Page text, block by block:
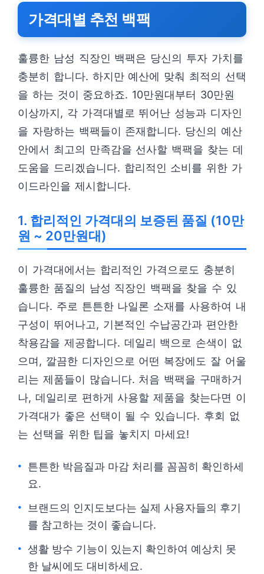
가격대별 추천 백팩
훌륭한 남성 직장인 백팩은 당신의 투자 가치를
충분히 합니다. 하지만 예산에 맞춰 최적의 선택
을 하는 것이 중요하죠. 10만원대부터 30만원
이상까지, 각 가격대별로 뛰어난 성능과 디자인
을 자랑하는 백팩들이 존재합니다. 당신의 예산
안에서 최고의 만족감을 선사할 백팩을 찾는 데
도움을 드리겠습니다. 합리적인 소비를 위한 가
이드라인을 제시합니다.
1. 합리적인 가격대의 보증된 품질 (10만
원 ~ 20만원대)
이 가격대에서는 합리적인 가격으로도 충분히
훌륭한 품질의 남성 직장인 백팩을 찾을 수 있
습니다. 주로 튼튼한 나일론 소재를 사용하여 내
구성이 뛰어나고, 기본적인 수납공간과 편안한
착용감을 제공합니다. 데일리 백으로 손색이 없
으며, 깔끔한 디자인으로 어떤 복장에도 잘 어울
리는 제품들이 많습니다. 처음 백팩을 구매하거
나, 데일리로 편하게 사용할 제품을 찾는다면 이
가격대가 좋은 선택이 될 수 있습니다. 후회 없
는 선택을 위한 팁을 놓치지 마세요!
튼튼한 박음질과 마감 처리를 꼼꼼히 확인하세
요.
브랜드의 인지도보다는 실제 사용자들의 후기
를 참고하는 것이 좋습니다.
생활 방수 기능이 있는지 확인하여 예상치 못
한 날씨에도 대비하세요.